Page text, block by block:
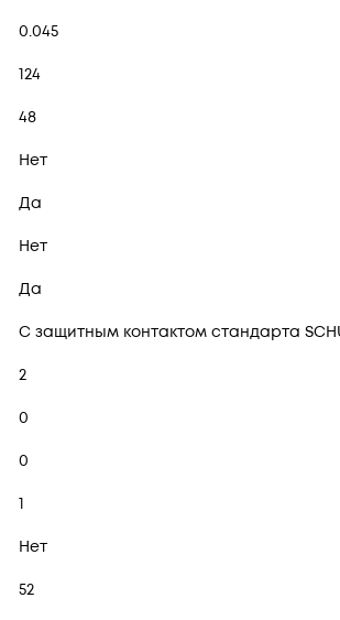
0.045
124
48
Нет
Да
Нет
Да
С защитным контактом стандарта
2
0
0
1
Нет
52